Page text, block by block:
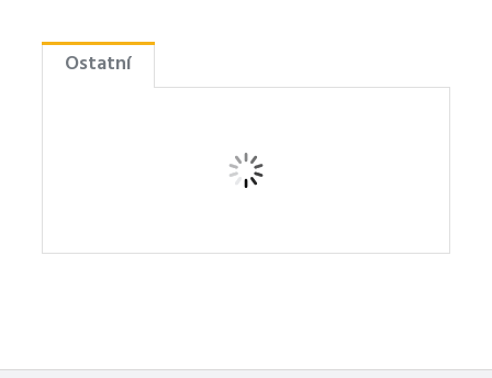
Ostatní